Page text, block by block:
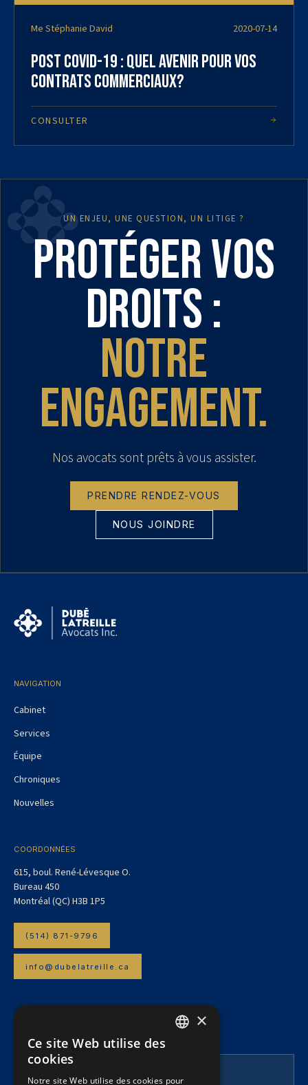
Me Stéphanie David 2020-07-14
POST COVID-19 : Quel avenir pour vos
contrats commerciaux?
CONSULTER
UN ENJEU, UNE QUESTION, UN LITIGE ?
Protéger vos
droits :
notre
engagement.
Nos avocats sont prêts à vous assister.
PRENDRE RENDEZ-VOUS
NOUS JOINDRE
NAVIGATION
Cabinet
Services
Équipe
Chroniques
Nouvelles
COORDONNÉES
615, boul. René-Lévesque O.
Bureau 450
Montréal (QC) H3B 1P5
(514) 871-9796
info@dubelatreille.ca
INFOLETTRE
Pour suivre nos articles et l’actualité juridique.
×
Ce site Web utilise des
cookies
Notre site Web utilise des cookies pour